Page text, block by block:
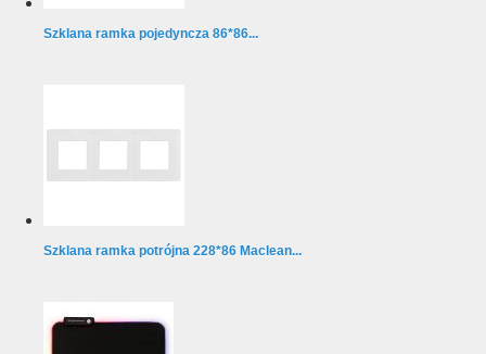
Szklana ramka pojedyncza 86*86...
Szklana ramka potrójna 228*86 Maclean...